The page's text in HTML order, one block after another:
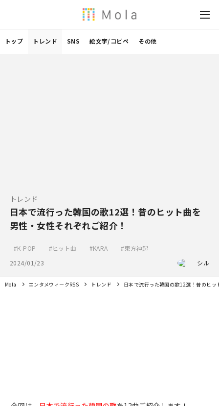
トップ トレンド SNS 絵文字/コピペ その他
トレンド
日本で流行った韓国の歌12選！昔のヒット曲を
男性・女性それぞれご紹介！
K-POP ヒット曲 KARA
東方神起
2024/01/23
シル
Mola エンタメウィークRSS トレンド 日本で流行った韓国の歌12選！昔のヒ